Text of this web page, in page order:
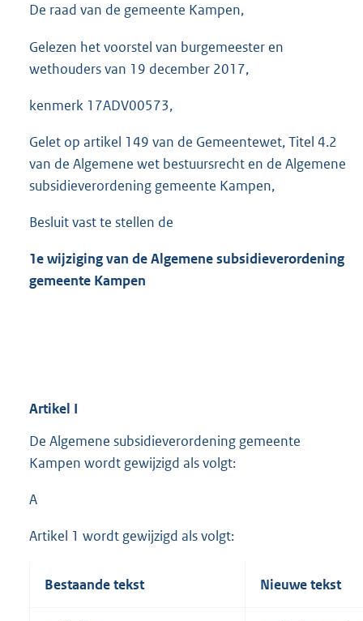
:
9
0
De raad van de gemeente Kampen,
Gelezen het voorstel van burgemeester en
wethouders van 19 december 2017,
kenmerk 17ADV00573,
Gelet op artikel 149 van de Gemeentewet, Titel 4.2
van de Algemene wet bestuursrecht en de Algemene
subsidieverordening gemeente Kampen,
Besluit vast te stellen de
1e wijziging van de Algemene subsidieverordening
gemeente Kampen
Artikel I
De Algemene subsidieverordening gemeente
Kampen wordt gewijzigd als volgt:
A
Artikel 1 wordt gewijzigd als volgt:
Bestaande tekst Nieuwe tekst